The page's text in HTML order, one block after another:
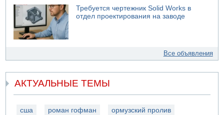
Требуется чертежник Solid Works в
отдел проектирования на заводе
Все объявления
АКТУАЛЬНЫЕ ТЕМЫ
сша роман гофман ормузский пролив